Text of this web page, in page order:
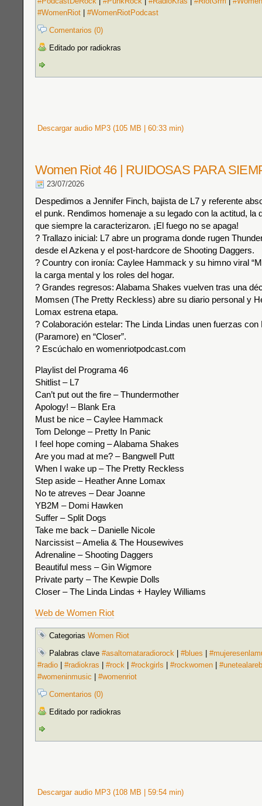
#WomenRiot
#WomenRiotPodcast
Comentarios (0)
Editado por radiokras
Descargar audio MP3 (105 MB | 60:33 min)
Women Riot 46 | RUIDOSAS PARA
23/07/2026
Despedimos a Jennifer Finch, bajista de L7 y referente
el punk. Rendimos homenaje a su legado con la actitud, la
que siempre la caracterizaron. ¡El fuego no se apaga!
? Trallazo inicial: L7 abre un programa donde rugen
desde el Azkena y el post-hardcore de Shooting Daggers.
? Country con ironía: Caylee Hammack y su himno viral
la carga mental y los roles del hogar.
? Grandes regresos: Alabama Shakes vuelven tras una
Momsen (The Pretty Reckless) abre su diario personal y
Lomax estrena etapa.
? Colaboración estelar: The Linda Lindas unen fuerzas
(Paramore) en “Closer”.
? Escúchalo en womenriotpodcast.com
Playlist del Programa 46
Shitlist – L7
Can’t put out the fire – Thundermother
Apology! – Blank Era
Must be nice – Caylee Hammack
Tom Delonge – Pretty In Panic
I feel hope coming – Alabama Shakes
Are you mad at me? – Bangwell Putt
When I wake up – The Pretty Reckless
Step aside – Heather Anne Lomax
No te atreves – Dear Joanne
YB2M – Domi Hawken
Suffer – Split Dogs
Take me back – Danielle Nicole
Narcissist – Amelia & The Housewives
Adrenaline – Shooting Daggers
Beautiful mess – Gin Wigmore
Private party – The Kewpie Dolls
Closer – The Linda Lindas + Hayley Williams
Web de Women Riot
Categorias Women Riot
Palabras clave #asaltomataradiorock #blues
#radio
#radiokras #rock #rockgirls #rockwomen
#womeninmusic
#womenriot
Comentarios (0)
Editado por radiokras
Descargar audio MP3 (108 MB | 59:54 min)